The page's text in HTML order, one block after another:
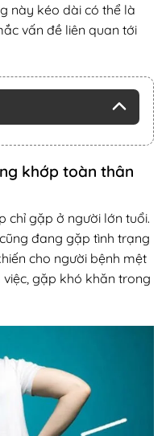
này kéo dài có thể là
vấn đề liên quan tới
khớp toàn thân
chỉ gặp ở người lớn tuổi.
đang gặp tình trạng
cho người bệnh mệt
gặp khó khăn trong